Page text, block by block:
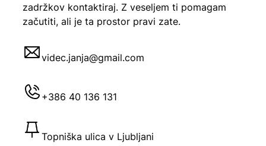
zadržkov kontaktiraj. Z veseljem ti pomagam
začutiti, ali je ta prostor pravi zate.
videc.janja@gmail.com
+386 40 136 131
Topniška ulica v Ljubljani